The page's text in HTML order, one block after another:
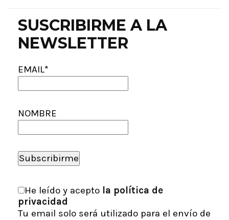
SUSCRIBIRME A LA
NEWSLETTER
EMAIL*
NOMBRE
He leído y acepto la política de
privacidad
Tu email solo será utilizado para el envío de